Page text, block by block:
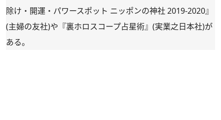
除け・開運・パワースポット ニッポンの神社 2019-2020』
(主婦の友社)や『裏ホロスコープ占星術』(実業之日本社)が
ある。